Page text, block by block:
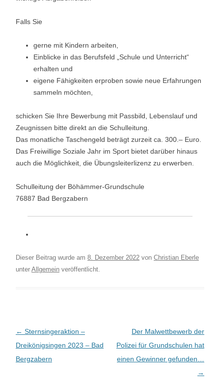
Falls Sie
gerne mit Kindern arbeiten,
Einblicke in das Berufsfeld „Schule und Unterricht“
erhalten und
eigene Fähigkeiten erproben sowie neue Erfahrungen
sammeln möchten,
schicken Sie Ihre Bewerbung mit Passbild, Lebenslauf und
Zeugnissen bitte direkt an die Schulleitung.
Das monatliche Taschengeld beträgt zurzeit ca. 300.– Euro.
Das Freiwillige Soziale Jahr im Sport bietet darüber hinaus
auch die Möglichkeit, die Übungsleiterlizenz zu erwerben.
Schulleitung der Böhämmer-Grundschule
76887 Bad Bergzabern
Dieser Beitrag wurde am 8. Dezember 2022 von Christian Eberle
unter Allgemein veröffentlicht.
Beitragsnavigation
← Sternsingeraktion –
Dreikönigsingen 2023 – Bad
Bergzabern
Der Malwettbewerb der
Polizei für Grundschulen hat
einen Gewinner gefunden…
→